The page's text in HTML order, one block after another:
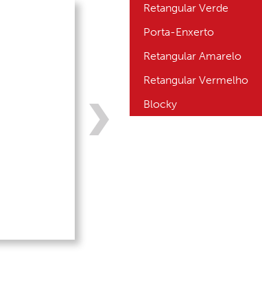
Retangular Verde
Porta-Enxerto
Retangular Amarelo
Retangular Vermelho
Blocky